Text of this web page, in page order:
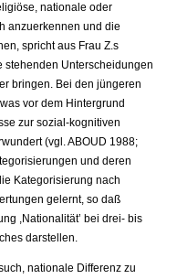
nationale oder
an­zuerkennen und die
spricht aus Frau Z.s
stehenden Unterschei­dungen
bringen. Bei den jüngeren
vor dem Hintergrund
zur sozial-kognitiven
(vgl. ABOUD 1988;
und deren
Kategorisierung nach
gelernt, so daß
,Nationalität’ bei drei- bis
dar­stellen.
nationale Differenz zu